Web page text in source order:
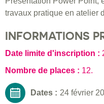
travaux pratique en atelier
INFORMATIONS
Date limite d'inscription :
Nombre de places : 12.
Dates : 24 février